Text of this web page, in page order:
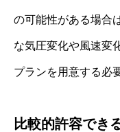
の可能性がある場合
な気圧変化や風速変
プランを用意する必
比較的許容でき